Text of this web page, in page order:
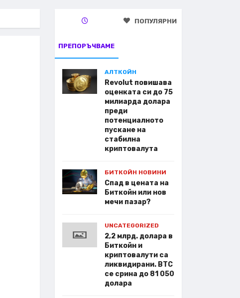
ПРЕПОРЪЧВАМЕ
ПОПУЛЯРНИ
АЛТКОЙН
Revolut повишава
оценката си до 75
милиарда долара
преди
потенциалното
пускане на
стабилна
криптовалута
БИТКОЙН НОВИНИ
Спад в цената на
Биткойн или нов
мечи пазар?
UNCATEGORIZED
2,2 млрд. долара в
Биткойн и
криптовалути са
ликвидирани. BTC
се срина до 81 050
долара